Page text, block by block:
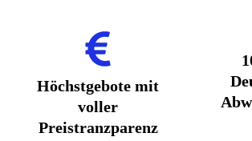
Höchstgebote mit
voller
Preistranzparenz